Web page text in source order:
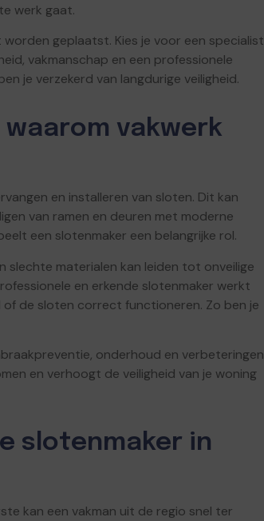
werk gaat.
geplaatst. Kies je voor een specialist
vakmanschap en een professionele
je verzekerd van langdurige veiligheid.
vakwerk
en installeren van sloten. Dit kan
van ramen en deuren met moderne
een slotenmaker een belangrijke rol.
slechte materialen kan leiden tot onveilige
en erkende slotenmaker werkt
de sloten correct functioneren. Zo ben je
onderhoud en verbeteringen
en verhoogt de veiligheid van je woning
slotenmaker in
kan een vakman uit de regio snel ter